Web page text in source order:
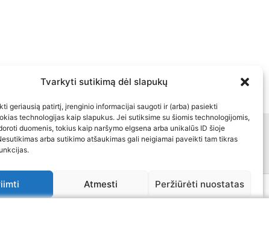
Tvarkyti sutikimą dėl slapukų
geriausią patirtį, įrenginio informacijai saugoti ir (arba) pasiekti
technologijas kaip slapukus. Jei sutiksime su šiomis technologijomis,
duomenis, tokius kaip naršymo elgsena arba unikalūs ID šioje
arba sutikimo atšaukimas gali neigiamai paveikti tam tikras
Atmesti Peržiūrėti nuostatas
informacija Kontaktai